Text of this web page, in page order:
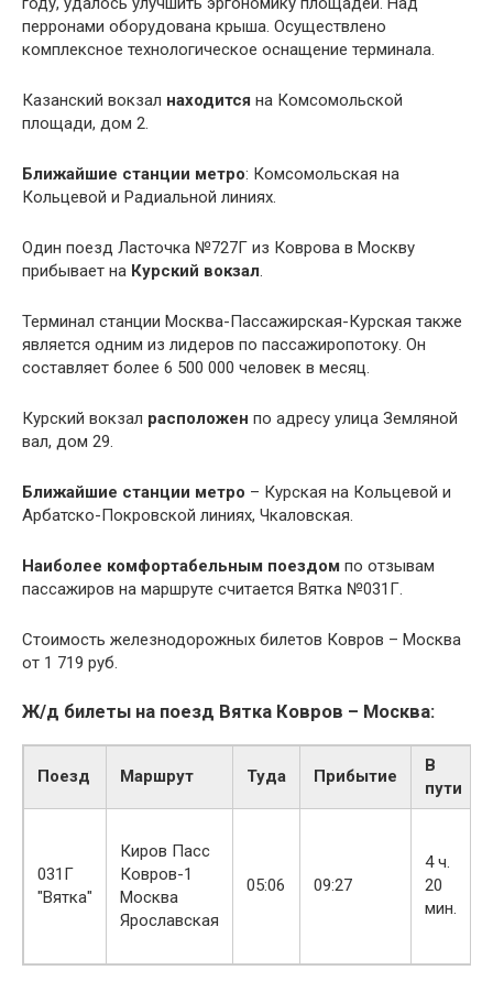
перронами оборудована крыша. Осуществлено
комплексное технологическое оснащение терминала.
Казанский вокзал находится на Комсомольской
площади, дом 2.
Ближайшие станции метро: Комсомольская на
Кольцевой и Радиальной линиях.
Один поезд Ласточка №727Г из Коврова в Москву
прибывает на Курский вокзал
Терминал станции Москва-Пассажирская-Курская также
является одним из лидеров по пассажиропотоку. Он
составляет более 6 500 000 человек в месяц.
Курский вокзал расположен по адресу улица Земляной
вал, дом 29.
Ближайшие станции метро – Курская на Кольцевой и
Арбатско-Покровской линиях, Чкаловская.
Наиболее комфортабельным поездом по отзывам
пассажиров на маршруте считается Вятка №031Г.
Стоимость железнодорожных билетов Ковров – Москва
от 1 719 руб.
Ж/д билеты на поезд Вятка Ковров – Москва:
Поезд Маршрут Туда Прибытие
В
пути
031Г
"Вятка"
Киров Пасс
Ковров-1
Москва
Ярославская
05:06 09:27
4 ч.
20
мин.